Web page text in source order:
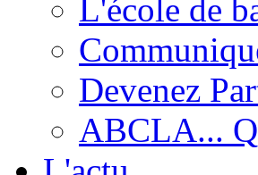
L'école de
Devenez
ABCLA...